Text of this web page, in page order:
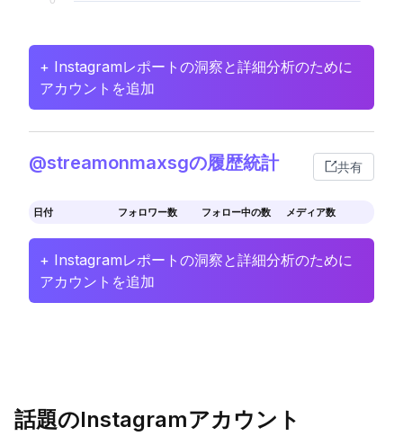
+ Instagramレポートの洞察と詳細分析のために
アカウントを追加
@streamonmaxsgの履歴統計 共有
日付 フォロワー数 フォロー中の数 メディア数
+ Instagramレポートの洞察と詳細分析のために
アカウントを追加
話題のInstagramアカウント